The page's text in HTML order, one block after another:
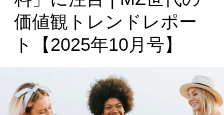
価値観トレンドレポー
ト【2025年10月号】